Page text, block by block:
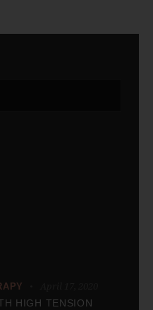
HIGH TENSION